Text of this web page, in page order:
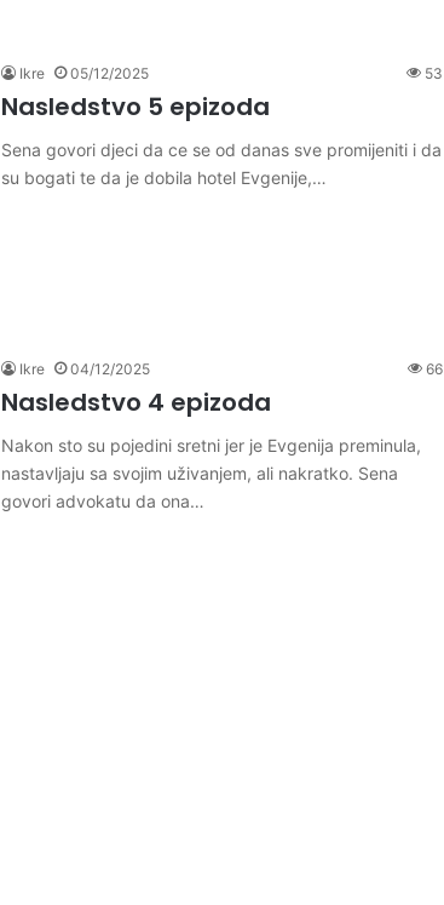
Ikre 05/12/2025 53
Nasledstvo 5 epizoda
Sena govori djeci da ce se od danas sve promijeniti i da
su bogati te da je dobila hotel Evgenije,…
Ikre 04/12/2025 66
Nasledstvo 4 epizoda
Nakon sto su pojedini sretni jer je Evgenija preminula,
nastavljaju sa svojim uživanjem, ali nakratko. Sena
govori advokatu da ona…